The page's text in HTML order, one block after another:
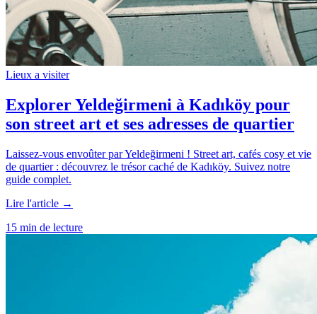
Lieux a visiter
Explorer Yeldeğirmeni à Kadıköy pour
son street art et ses adresses de quartier
Laissez-vous envoûter par Yeldeğirmeni ! Street art, cafés cosy et vie
de quartier : découvrez le trésor caché de Kadıköy. Suivez notre
guide complet.
Lire l'article →
15 min de lecture